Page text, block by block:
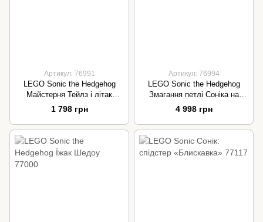
Артикул: 76991
LEGO Sonic the Hedgehog
Майстерня Тейлз і літак
Торнадо 76991
1 798 грн
Артикул: 76994
LEGO Sonic the Hedgehog
Змагання петлі Соніка на
зеленому пагорбі 76994
4 998 грн